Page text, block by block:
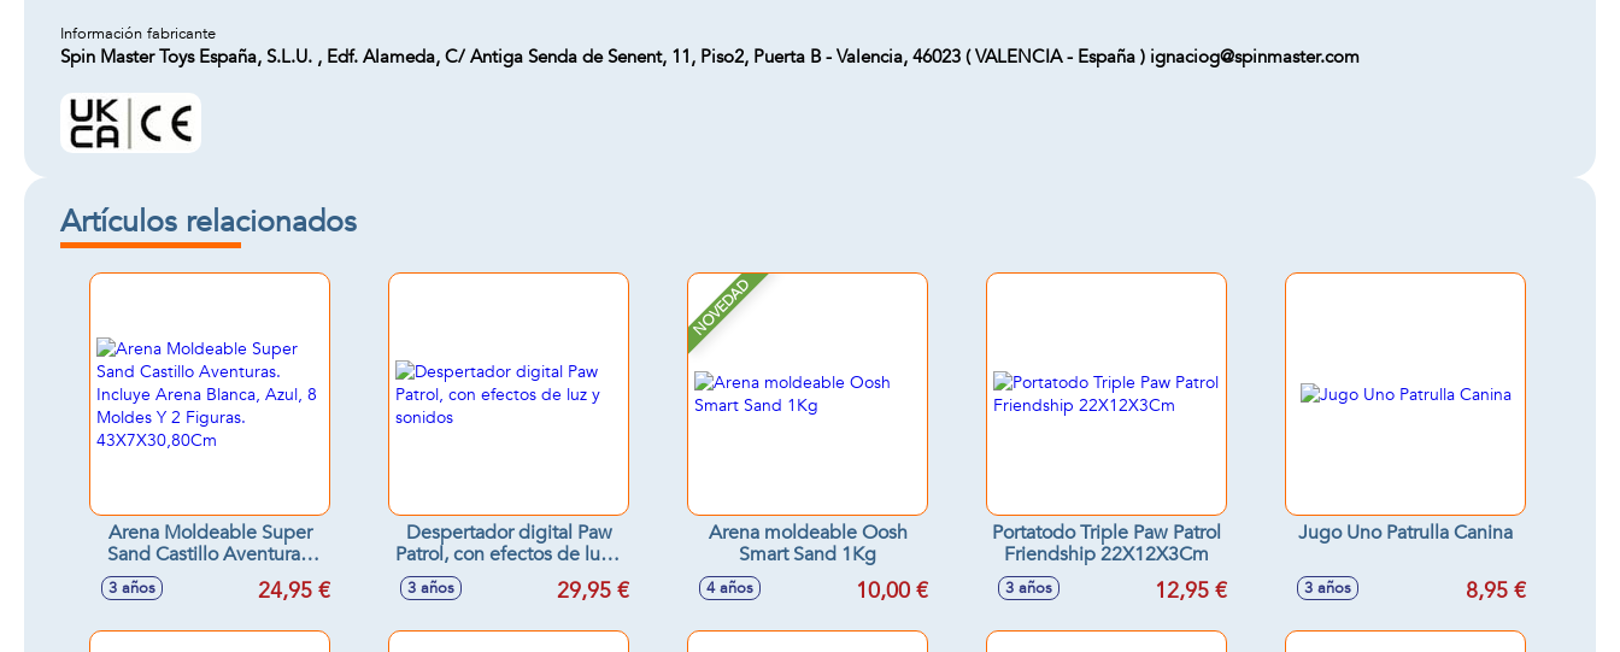
Información fabricante
Spin Master Toys España, S.L.U. , Edf. Alameda, C/ Antiga Senda de Senent, 11, Piso2, Puerta B - Valencia, 46023 ( VALENCIA - España ) ignaciog@spinmaster.com
Artículos relacionados
Arena Moldeable Super
Sand Castillo Aventuras.
Incluye Arena Blanca,
Azul, 8 Moldes Y 2
3 años 24,95 €
Despertador digital Paw
Patrol, con efectos de luz y
3 años 29,95 €
NOVEDAD
Arena moldeable Oosh
Smart Sand 1Kg
4 años 10,00 €
Portatodo Triple Paw Patrol
Friendship 22X12X3Cm
3 años 12,95 €
Jugo Uno Patrulla Canina
3 años 8,95 €